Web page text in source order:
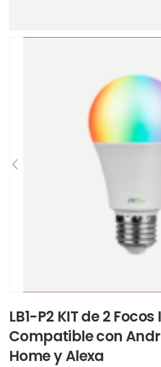
LB1-P2 KIT de 2
Compatible con
Home y Alexa